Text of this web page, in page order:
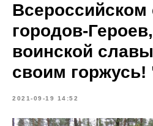
Всероссийском
городов-
воинской
своим горжусь!
2021-09-19 14:52